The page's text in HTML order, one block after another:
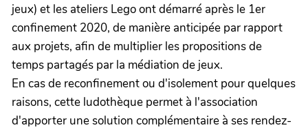
jeux) et les ateliers Lego ont démarré après le 1er
confinement 2020, de manière anticipée par rapport
aux projets, afin de multiplier les propositions de
temps partagés par la médiation de jeux.
En cas de reconfinement ou d'isolement pour quelques
raisons, cette ludothèque permet à l'association
d'apporter une solution complémentaire à ses rendez-